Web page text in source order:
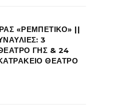
«ΡΕΜΠΕΤΙΚΟ» ||
3
ΓΗΣ & 24
ΘΕΑΤΡΟ